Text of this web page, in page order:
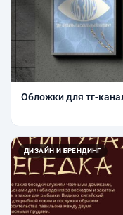
Обложки для тг-
ДИЗАЙН И БРЕНДИНГ